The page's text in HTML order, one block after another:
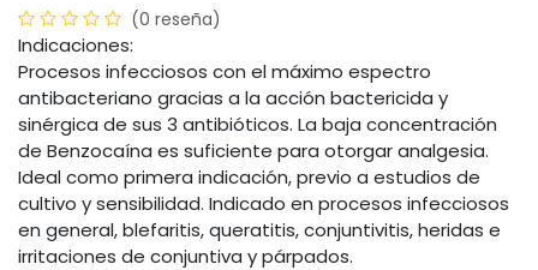
(0 reseña)
Indicaciones:
Procesos infecciosos con el máximo espectro
antibacteriano gracias a la acción bactericida y
sinérgica de sus 3 antibióticos. La baja concentración
de Benzocaína es suficiente para otorgar analgesia.
Ideal como primera indicación, previo a estudios de
cultivo y sensibilidad. Indicado en procesos infecciosos
en general, blefaritis, queratitis, conjuntivitis, heridas e
irritaciones de conjuntiva y párpados.